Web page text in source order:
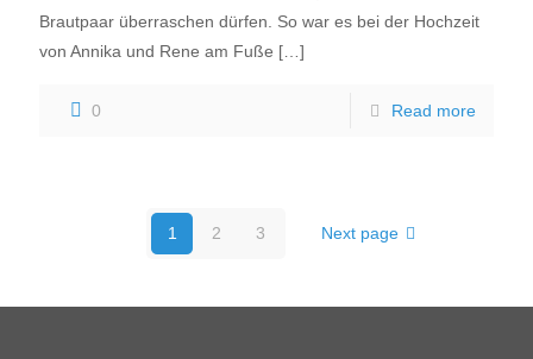
Brautpaar überraschen dürfen. So war es bei der Hochzeit
von Annika und Rene am Fuße […]
0 Read more
1 2 3 Next page